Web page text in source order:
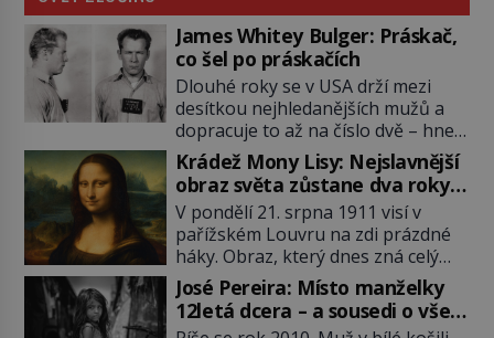
James Whitey Bulger: Práskač,
co šel po práskačích
Dlouhé roky se v USA drží mezi
desítkou nejhledanějších mužů a
dopracuje to až na číslo dvě – hned
po Usámovi bin Ládinovi (1957–
2011). To je James „Whitey“ Bulger
(1929–2018) viněný ze spoluúčasti
na 19 vraždách, vydírání a lichvy. A
samozřejmě, krom toho je ještě
drogový dealer, který neváhá
odstranit z cesty všechny práskače,
zatímco […]
Krádež Mony Lisy: Nejslavnější
obraz světa zůstane dva roky
nezvěstný
V pondělí 21. srpna 1911 visí v
pařížském Louvru na zdi prázdné
háky. Obraz, který dnes zná celý
svět, je pryč. Zpočátku si nikdo
nemyslí, že jde o krádež.
Zaměstnanci jsou přesvědčeni, že
José Pereira: Místo manželky
12letá dcera – a sousedi o všem